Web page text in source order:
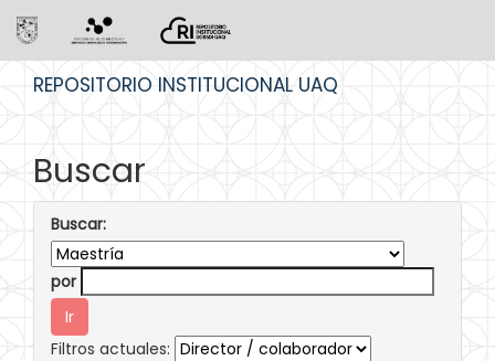
REPOSITORIO INSTITUCIONAL UAQ
Buscar
Buscar:
por
Filtros actuales: